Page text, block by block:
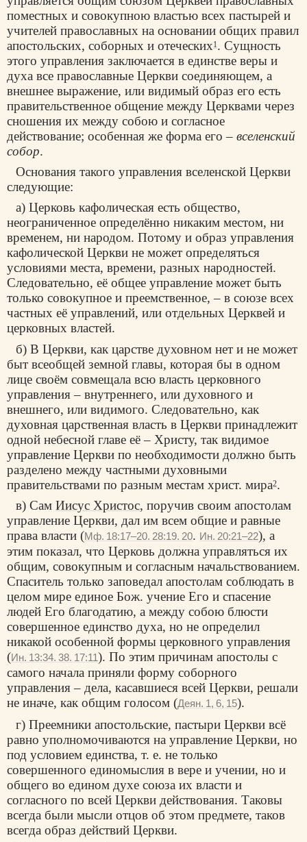
поместных и совокупною властью всех пастырей и
учителей православных на основании общих правил
апостольских, соборных и отеческих1 . Сущность
этого управления заключается в единстве веры и
духа все православные Церкви соединяющем, а
внешнее выражение, или видимый образ его есть
правительственное общение между Церквами через
сношения их между собою и согласное
действование; особенная же форма его – вселенский
собор.
Основания такого управления вселенской Церкви
следующие:
а) Церковь кафолическая есть общество,
неограниченное определённо никаким местом, ни
временем, ни народом. Потому и образ управления
кафолической Церкви не может определяться
условиями места, времени, разных народностей.
Следовательно, её общее управление может быть
только совокупное и преемственное, – в союзе всех
частных её управлений, или отдельных Церквей и
церковных властей.
б) В Церкви, как царстве духовном нет и не может
быт всеобщей земной главы, которая бы в одном
лице своём совмещала всю власть церковного
управления – внутреннего, или духовного и
внешнего, или видимого. Следовательно, как
духовная царственная власть в Церкви принадлежит
одной небесной главе её – Христу, так видимое
управление Церкви по необходимости должно быть
разделено между частными духовными
правительствами по разным местам христ. мира2.
в) СамИисус Христос, поручив своим апостолам
управление Церкви, дал им всем общие и равные
права власти (Мф. 18:17–20. 28:19. 20. Ин. 20:21–22), а
этим показал, что Церковь должна управляться их
общим, совокупным и согласным начальствованием.
Спаситель только заповедал апостолам соблюдать в
целом мире единое Бож. учение Его и спасение
людей Его благодатию, а между собою блюсти
совершенное единство духа, но не определил
никакой особенной формы церковного управления
(Ин. 13:34. 38. 17:11). По этим причинам апостолы с
самого начала приняли форму соборного
управления – дела, касавшиеся всей Церкви, решали
не иначе, как общим голосом (Деян. 1, 6, 15).
г) Преемники апостольские, пастыри Церкви всё
равно уполномочиваются на управление Церкви, но
под условием единства, т. е. не только
совершенного единомыслия в вере и учении, но и
общего во едином духе союза их власти и
согласного по всей Церкви действования. Таковы
всегда были мысли отцов об этом предмете, таков
всегда образ действий Церкви.